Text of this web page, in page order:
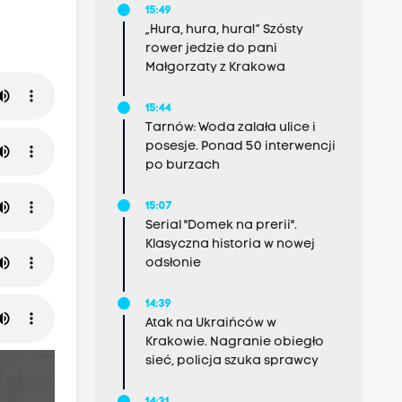
15:49
„Hura, hura, hura!” Szósty
rower jedzie do pani
Małgorzaty z Krakowa
15:44
Tarnów: Woda zalała ulice i
posesje. Ponad 50 interwencji
po burzach
15:07
Serial "Domek na prerii".
Klasyczna historia w nowej
odsłonie
14:39
Atak na Ukraińców w
Krakowie. Nagranie obiegło
sieć, policja szuka sprawcy